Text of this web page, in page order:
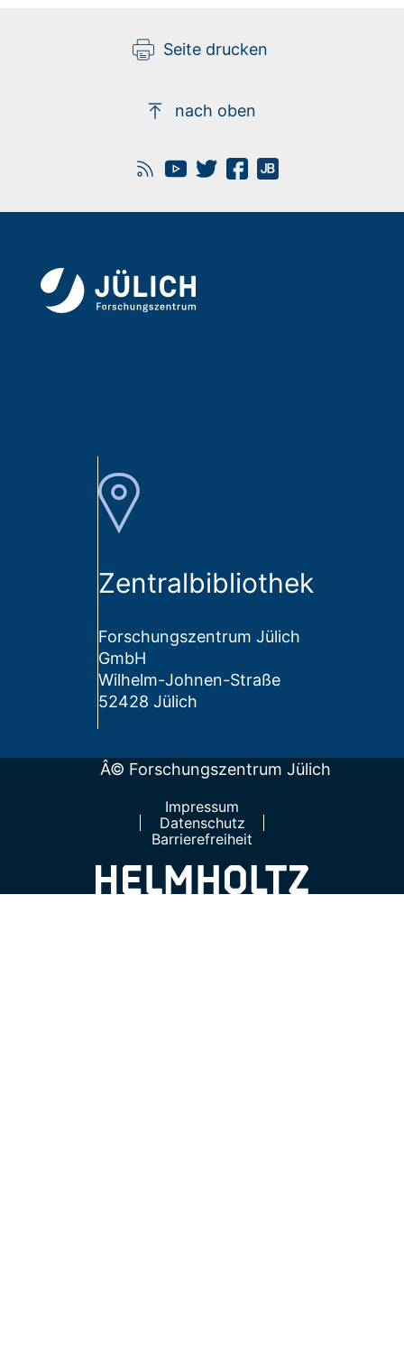
Seite drucken
nach oben
Zentralbibliothek
Forschungszentrum Jülich
GmbH
Wilhelm-Johnen-Straße
52428 Jülich
Â© Forschungszentrum Jülich
Impressum
Datenschutz
Barrierefreiheit